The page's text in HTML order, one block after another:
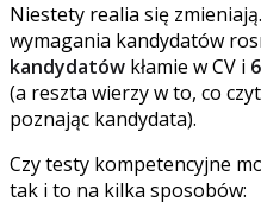
Niestety realia się
wymagania kandydatów
kandydatów kłamie w CV i
(a reszta wierzy w to, co
poznając kandydata).
Czy testy kompetencyjne
tak i to na kilka sposobów: